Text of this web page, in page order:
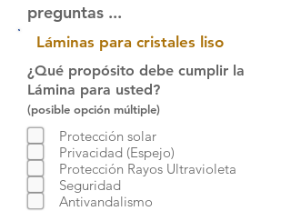
preguntas ...
Protección solar
Privacidad (Espejo)
Protección Rayos Ultravioleta
Seguridad
Antivandalismo
¿Qué propósito debe cumplir la
Lámina para usted?
(posible opción múltiple)
Láminas para cristales liso